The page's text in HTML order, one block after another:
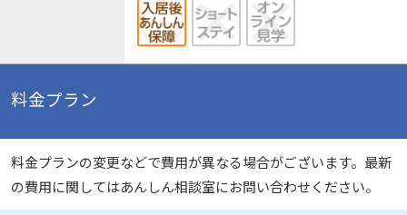
料金プラン
料金プランの変更などで費用が異なる場合がございます。最新
の費用に関してはあんしん相談室にお問い合わせください。